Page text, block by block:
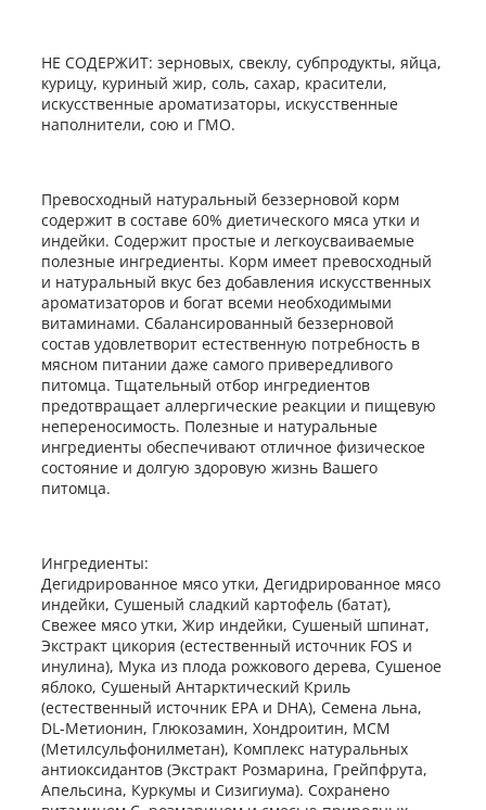
НЕ СОДЕРЖИТ: зерновых, свеклу, субпродукты, яйца,
курицу, куриный жир, соль, сахар, красители,
искусственные ароматизаторы, искусственные
наполнители, сою и ГМО.
Превосходный натуральный беззерновой корм
содержит в составе 60% диетического мяса утки и
индейки. Содержит простые и легкоусваиваемые
полезные ингредиенты. Корм имеет превосходный
и натуральный вкус без добавления искусственных
ароматизаторов и богат всеми необходимыми
витаминами. Сбалансированный беззерновой
состав удовлетворит естественную потребность в
мясном питании даже самого привередливого
питомца. Тщательный отбор ингредиентов
предотвращает аллергические реакции и пищевую
непереносимость. Полезные и натуральные
ингредиенты обеспечивают отличное физическое
состояние и долгую здоровую жизнь Вашего
питомца.
Ингредиенты:
Дегидрированное мясо утки, Дегидрированное мясо
индейки, Сушеный сладкий картофель (батат),
Свежее мясо утки, Жир индейки, Сушеный шпинат,
Экстракт цикория (естественный источник FOS и
инулина), Мука из плода рожкового дерева, Сушеное
яблоко, Сушеный Антарктический Криль
(естественный источник EPA и DHA), Семена льна,
DL-Метионин, Глюкозамин, Хондроитин, МСМ
(Метилсульфонилметан), Комплекс натуральных
антиоксидантов (Экстракт Розмарина, Грейпфрута,
Апельсина, Куркумы и Сизигиума). Сохранено